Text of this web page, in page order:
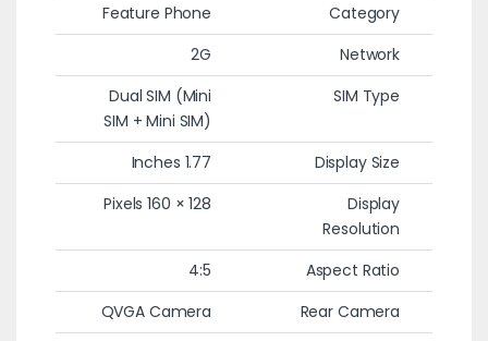
Category
Feature Phone
Network
2G
SIM Type
Dual SIM (Mini
SIM + Mini SIM)
Display Size
1.77 Inches
Display
Resolution
128 × 160 Pixels
Aspect Ratio
4:5
Rear Camera
QVGA Camera